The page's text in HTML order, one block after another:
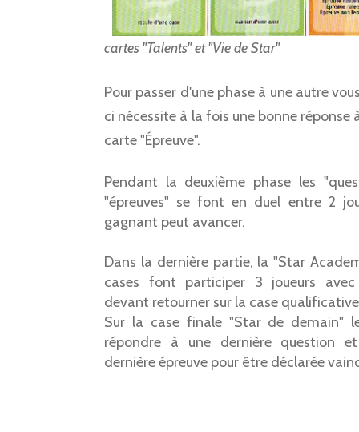
cartes "Talents" et "Vie de Star"
Pour passer d'une phase à une autre
ci nécessite à la fois une bonne
carte "Épreuve".
Pendant la deuxième phase les
"épreuves" se font en duel entre 2
gagnant peut avancer.
Dans la dernière partie, la "Star
cases font participer 3 joueurs
devant retourner sur la case
Sur la case finale "Star de demain"
répondre à une dernière question
dernière épreuve pour être déclarée